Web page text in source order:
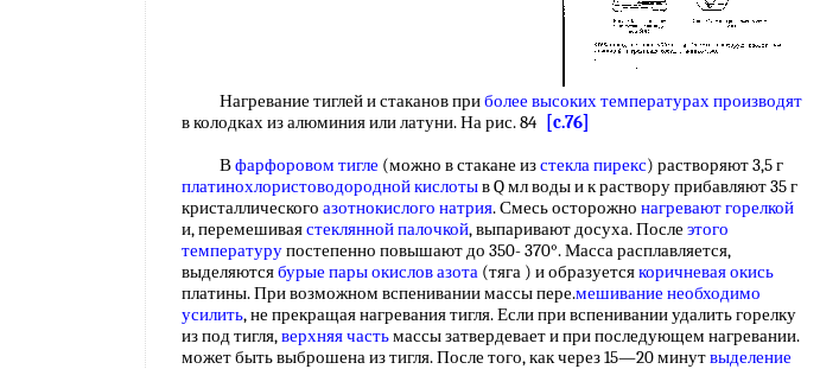
Нагревание тиглей и стаканов приболее высокихтемпературах производят
в колодках из алюминия или латуни. На рис. 84
[c.76]
Вфарфоровом тигле (можно в стакане изстекла пирекс) растворяют 3,5 г
платинохлористоводородной кислотыв Q мл воды и к раствору прибавляют 35 г
кристаллического азотнокислого натрия. Смесь осторожно нагревают горелкой
и, перемешиваястеклянной палочкой, выпаривают досуха. После этого
температурупостепенно повышают до 350- 370°. Масса расплавляется,
выделяютсябурые парыокислов азота (тяга ) и образуетсякоричневая окись
платины. При возможном вспенивании массы пере.мешивание необходимо
усилить, не прекращая нагревания тигля. Если при вспенивании удалить горелку
из под тигля,верхняя частьмассы затвердевает и при последующем нагревании.
может быть выброшена из тигля. После того, как через 15—20 минутвыделение